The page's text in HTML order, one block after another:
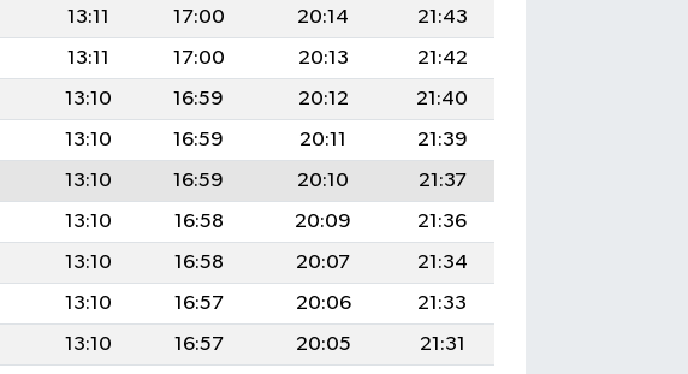
13:11 17:00 20:14
21:43
13:11 17:00 20:13
21:42
13:10 16:59 20:12
21:40
13:10 16:59 20:11
21:39
13:10 16:59 20:10
21:37
13:10 16:58 20:09
21:36
13:10 16:58 20:07
21:34
13:10 16:57 20:06
21:33
13:10 16:57 20:05
21:31